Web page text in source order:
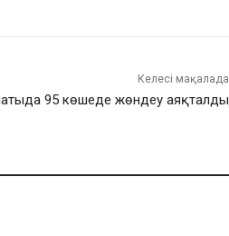
Келесі мақалада
95 көшеде жөндеу аяқталды